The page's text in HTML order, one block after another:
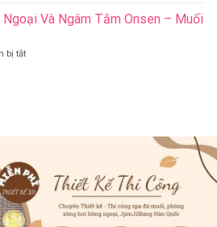
Muối
Group
Liệu
Onsen
Muối
Group
Đá
Muối
Ngoại
JjimJilBang
Muối
Hồng
Group
Và Ngâm Tắm Onsen – Muối
bị tắtở
Ngâm
Onsen
–
Muối
Hồng
Group